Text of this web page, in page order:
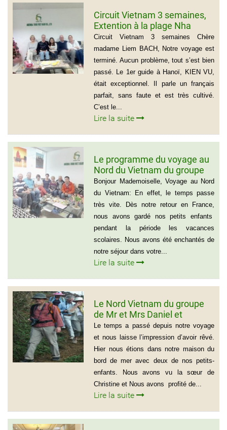
Circuit Vietnam 3 semaines,
Extention à la plage Nha
Trang, Groupe de Mr Jean-
Pierre KERLING Téléphone en
France: 06 13 01 66 06
Circuit Vietnam 3 semaines Chère
madame Liem BACH, Notre voyage est
terminé. Aucun problème, tout s’est bien
passé. Le 1er guide à Hanoï, KIEN VU,
était exceptionnel. Il parle un français
parfait, sans faute et est très cultivé.
C’est le...
Lire la suite
Le programme du voyage au
Nord du Vietnam du groupe
de Madame Jacqueline
MONTAGNE
Bonjour Mademoiselle, Voyage au Nord
du Vietnam: En effet, le temps passe
très vite. Dès notre retour en France,
nous avons gardé nos petits enfants
pendant la période les vacances
scolaires. Nous avons été enchantés de
notre séjour dans votre...
Lire la suite
Le Nord Vietnam du groupe
de Mr et Mrs Daniel et
Christine
Le temps a passé depuis notre voyage
et nous laisse l’impression d’avoir rêvé.
Hier nous étions dans notre maison du
bord de mer avec deux de nos petits-
enfants. Nous avons vu la sœur de
Christine et Nous avons profité de...
Lire la suite